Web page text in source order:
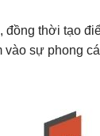
đồng thời tạo
sự phong